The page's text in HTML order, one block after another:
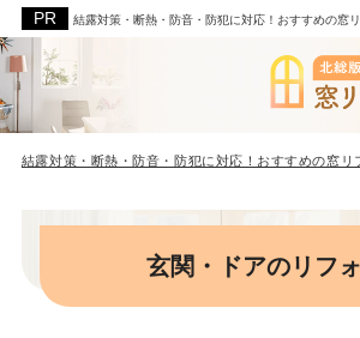
結露対策・断熱・防音・防犯に対応！おすすめの窓
結露対策・断熱・防音・防犯に対応！おすすめの窓リ
玄関・ドアのリフ